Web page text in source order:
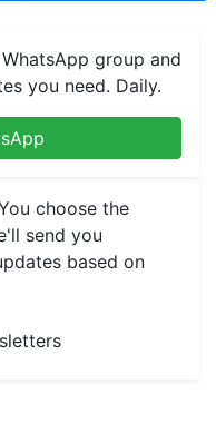
group and
you need. Daily.
choose the
send you
based on